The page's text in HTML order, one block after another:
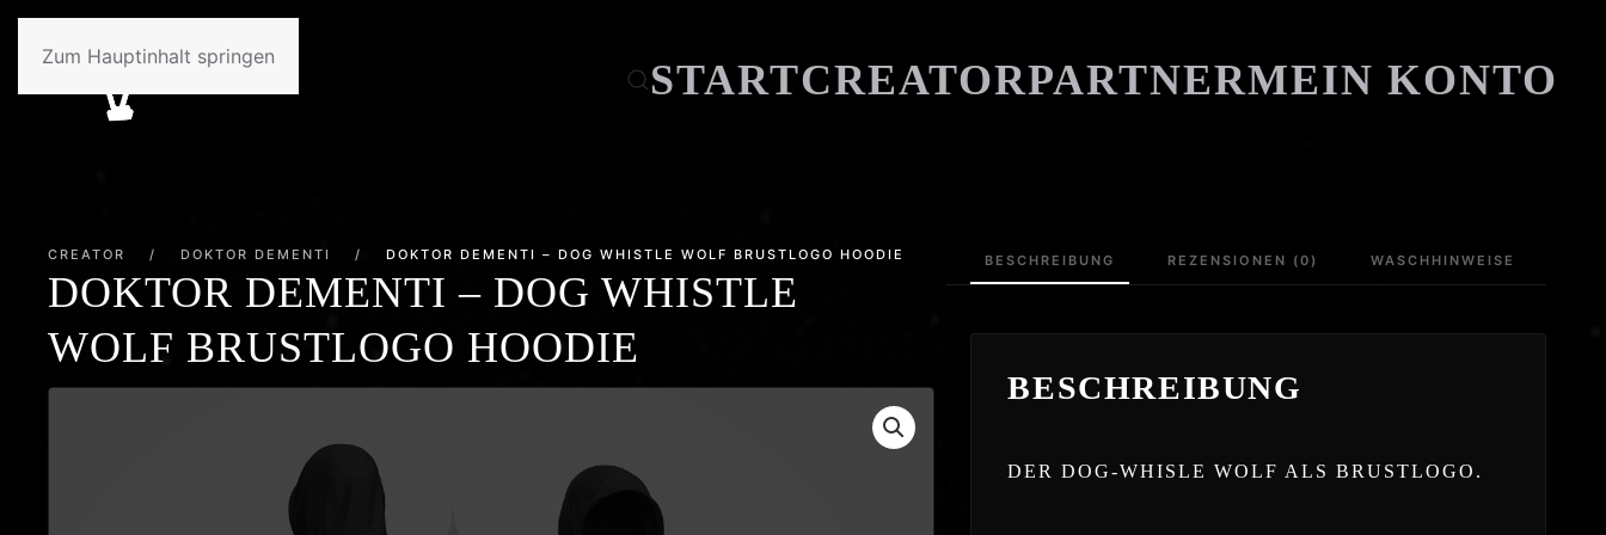
Zum Hauptinhalt springen
STARTCREATORPARTNERMEIN KONTO
CREATOR / DOKTOR DEMENTI / DOKTOR DEMENTI – DOG WHISTLE WOLF BRUSTLOGO HOODIE
DOKTOR DEMENTI – DOG WHISTLE
WOLF BRUSTLOGO HOODIE
BESCHREIBUNG REZENSIONEN (0) WASCHHINWEISE
BESCHREIBUNG
DER DOG-WHISLE WOLF ALS BRUSTLOGO.